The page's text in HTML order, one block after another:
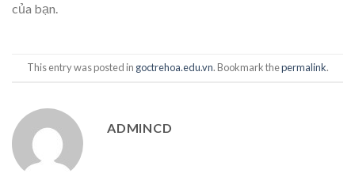
của bạn.
This entry was posted in goctrehoa.edu.vn. Bookmark thepermalink.
ADMINCD